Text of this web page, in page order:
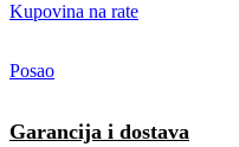
Kupovina na rate
Posao
Garancija i dostava